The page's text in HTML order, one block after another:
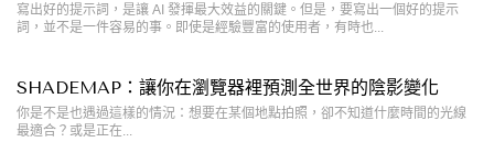
寫出好的提示詞，是讓 AI 發揮最大效益的關鍵。但是，要寫出一個好的提示
詞，並不是一件容易的事。即使是經驗豐富的使用者，有時也...
SHADEMAP：讓你在瀏覽器裡預測全世界的陰影變化
你是不是也遇過這樣的情況：想要在某個地點拍照，卻不知道什麼時間的光線
最適合？或是正在...